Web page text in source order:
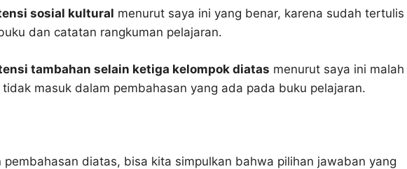
sosial kultural menurut saya ini yang benar, karena sudah tertulis
dan catatan rangkuman pelajaran.
tambahan selain ketiga kelompok diatas menurut saya ini malah
tidak masuk dalam pembahasan yang ada pada buku pelajaran.
pembahasan diatas, bisa kita simpulkan bahwa pilihan jawaban yang